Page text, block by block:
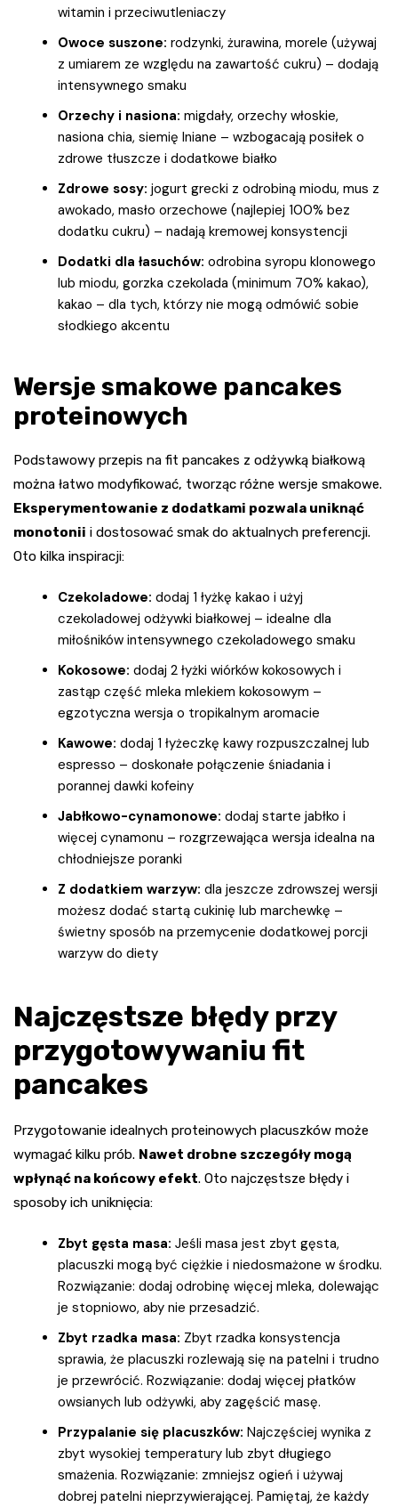
witamin i przeciwutleniaczy
Owoce suszone: rodzynki, żurawina, morele (używaj
z umiarem ze względu na zawartość cukru) – dodają
intensywnego smaku
Orzechy i nasiona: migdały, orzechy włoskie,
nasiona chia, siemię lniane – wzbogacają posiłek o
zdrowe tłuszcze i dodatkowe białko
Zdrowe sosy: jogurt grecki z odrobiną miodu, mus z
awokado, masło orzechowe (najlepiej 100% bez
dodatku cukru) – nadają kremowej konsystencji
Dodatki dla łasuchów: odrobina syropu klonowego
lub miodu, gorzka czekolada (minimum 70% kakao),
kakao – dla tych, którzy nie mogą odmówić sobie
słodkiego akcentu
Wersje smakowe pancakes
proteinowych
Podstawowy przepis na fit pancakes z odżywką białkową
można łatwo modyfikować, tworząc różne wersje smakowe.
Eksperymentowanie z dodatkami pozwala uniknąć
monotonii i dostosować smak do aktualnych preferencji.
Oto kilka inspiracji:
Czekoladowe: dodaj 1 łyżkę kakao i użyj
czekoladowej odżywki białkowej – idealne dla
miłośników intensywnego czekoladowego smaku
Kokosowe: dodaj 2 łyżki wiórków kokosowych i
zastąp część mleka mlekiem kokosowym –
egzotyczna wersja o tropikalnym aromacie
Kawowe: dodaj 1 łyżeczkę kawy rozpuszczalnej lub
espresso – doskonałe połączenie śniadania i
porannej dawki kofeiny
Jabłkowo-cynamonowe: dodaj starte jabłko i
więcej cynamonu – rozgrzewająca wersja idealna na
chłodniejsze poranki
Z dodatkiem warzyw: dla jeszcze zdrowszej wersji
możesz dodać startą cukinię lub marchewkę –
świetny sposób na przemycenie dodatkowej porcji
warzyw do diety
Najczęstsze błędy przy
przygotowywaniu fit
pancakes
Przygotowanie idealnych proteinowych placuszków może
wymagać kilku prób. Nawet drobne szczegóły mogą
wpłynąć na końcowy efekt. Oto najczęstsze błędy i
sposoby ich uniknięcia:
Zbyt gęsta masa: Jeśli masa jest zbyt gęsta,
placuszki mogą być ciężkie i niedosmażone w środku.
Rozwiązanie: dodaj odrobinę więcej mleka, dolewając
je stopniowo, aby nie przesadzić.
Zbyt rzadka masa: Zbyt rzadka konsystencja
sprawia, że placuszki rozlewają się na patelni i trudno
je przewrócić. Rozwiązanie: dodaj więcej płatków
owsianych lub odżywki, aby zagęścić masę.
Przypalanie się placuszków: Najczęściej wynika z
zbyt wysokiej temperatury lub zbyt długiego
smażenia. Rozwiązanie: zmniejsz ogień i używaj
dobrej patelni nieprzywierającej. Pamiętaj, że każdy